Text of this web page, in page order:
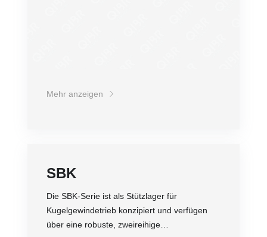
Mehr anzeigen
SBK
Die SBK-Serie ist als Stützlager für
Kugelgewindetrieb konzipiert und verfügen
über eine robuste, zweireihige